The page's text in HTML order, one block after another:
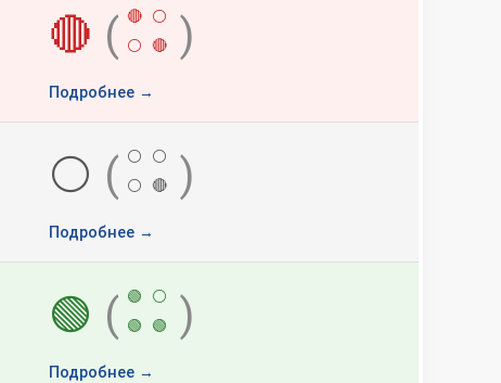
🔴 ( 🔴
⚪
⚪
🔴 )
Подробнее →
⚪ ( ⚪
⚪
⚪
🔴 )
Подробнее →
🟢 ( 🟢
⚪
🟢
🟢 )
Подробнее →